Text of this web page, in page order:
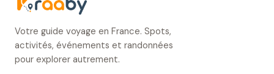
Votre guide voyage en France. Spots,
activités, événements et randonnées
pour explorer autrement.